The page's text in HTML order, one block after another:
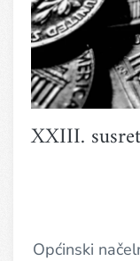
XXIII.
Općinski